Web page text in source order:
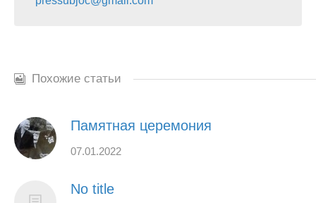
Похожие статьи
Памятная церемония
07.01.2022
No title